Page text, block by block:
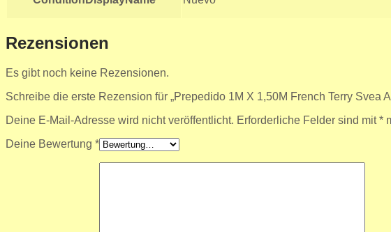
Rezensionen
Es gibt noch keine Rezensionen.
Schreibe die erste Rezension für „Prepedido 1M X 1,50M French Terry Svea
Deine E-Mail-Adresse wird nicht veröffentlicht. Erforderliche Felder sind mit*
Deine Bewertung *